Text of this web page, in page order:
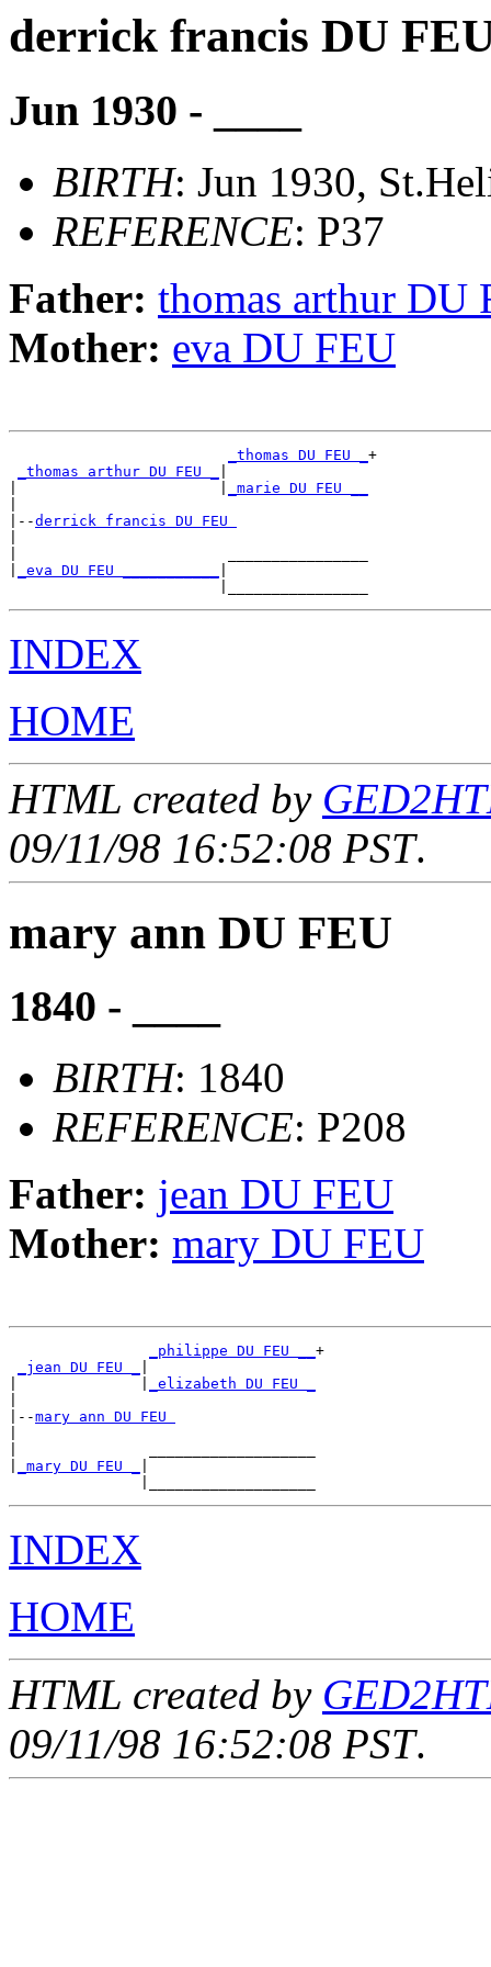
derrick francis DU
Jun 1930 - ____
BIRTH: Jun 1930,
REFERENCE: P37
Father: thomas arthur DU
Mother: eva DU FEU
_thomas DU FEU _ +
_thomas arthur DU FEU _
_marie DU FEU __
|--derrick francis DU FEU
_eva DU FEU ___________
INDEX
HOME
HTML created by
09/11/98 16:52:08 PST.
mary ann DU FEU
1840 - ____
BIRTH: 1840
REFERENCE: P208
Father: jean DU FEU
Mother: mary DU FEU
_philippe DU FEU __ +
_jean DU FEU _
_elizabeth DU FEU _
|--mary ann DU FEU
_mary DU FEU _
INDEX
HOME
HTML created by
09/11/98 16:52:08 PST.